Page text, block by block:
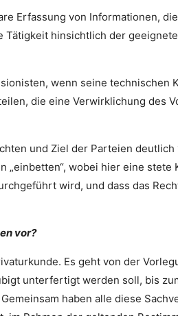
Erfassung von Informationen,
hinsichtlich der
wenn seine technischen
die eine Verwirklichung des
und Ziel der Parteien
wobei hier eine
wird, und dass das
vor?
Es geht von der
unterfertigt werden soll, bis
haben alle diese